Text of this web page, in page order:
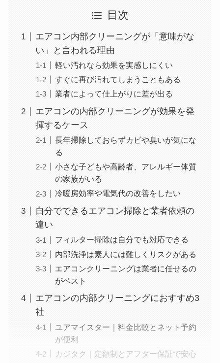
目次
エアコン内部クリーニングが「意味がな
い」と言われる理由
軽い汚れなら効果を実感しにくい
すぐに再び汚れてしまうこともある
業者によって仕上がりに差が出る
エアコンの内部クリーニングが効果を発
揮するケース
長年掃除しておらずカビや臭いが気にな
る
小さな子どもや高齢者、アレルギー体質
の家族がいる
冷暖房効率や電気代の改善をしたい
自分でできるエアコン掃除と業者依頼の
違い
フィルター掃除は自分でも対応できる
内部洗浄は素人には難しくリスクがある
エアコンクリーニングは業者に任せるの
がベスト
エアコンの内部クリーニングにおすすめ3
社
ユアマイスター｜料金比較とネット予約
が便利
カジタク｜定額制とアフター保証で安心